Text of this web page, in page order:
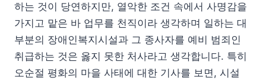
하는 것이 당연하지만, 열악한 조건 속에서 사명감을
가지고 맡은 바 업무를 천직이라 생각하며 일하는 대
부분의 장애인복지시설과 그 종사자를 예비 범죄인
취급하는 것은 옳지 못한 처사라고 생각합니다. 특히
오순절 평화의 마을 사태에 대한 기사를 보면, 시설